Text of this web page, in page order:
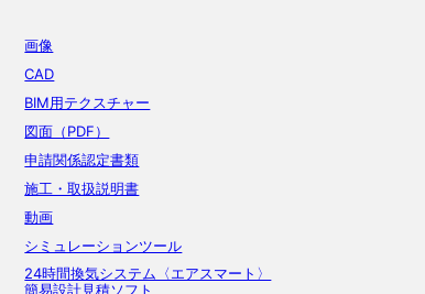
画像
CAD
BIM用テクスチャー
図面（PDF）
申請関係認定書類
施工・取扱説明書
動画
シミュレーションツール
24時間換気システム〈エアスマート〉
簡易設計見積ソフト